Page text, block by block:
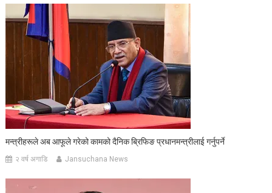
मन्त्रीहरूले अब आफूले गरेको कामको दैनिक ब्रिफिङ प्रधानमन्त्रीलाई गर्नुपर्ने
२ वर्ष अगाडि Jansuchana News